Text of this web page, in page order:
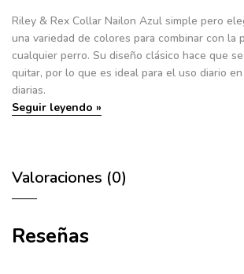
Riley & Rex Collar Nailon Azul simple pero
una variedad de colores para combinar con la
cualquier perro. Su diseño clásico hace que
quitar, por lo que es ideal para el uso diario
diarias.
Seguir leyendo »
Valoraciones (0)
Reseñas